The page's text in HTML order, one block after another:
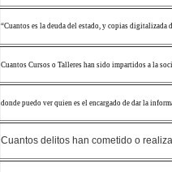
“Cuantos es la deuda del estado, y copias digitalizada
Cuantos Cursos o Talleres han sido impartidos a la
donde puedo ver quien es el encargado de dar la
Cuantos delitos han cometido o